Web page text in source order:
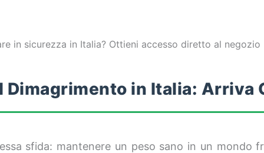
in sicurezza in Italia? Ottieni accesso diretto al
Dimagrimento in Italia: Arriva
sfida: mantenere un peso sano in un mondo